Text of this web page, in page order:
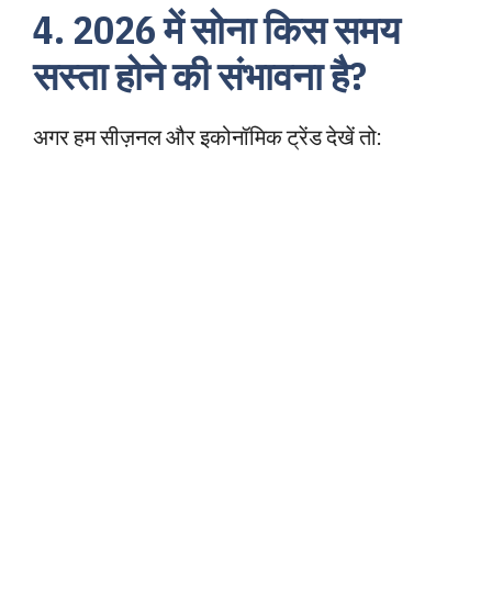
4. 2026 में सोना किस समय
सस्ता होने की संभावना है?
अगर हम सीज़नल और इकोनॉमिक ट्रेंड देखें तो: